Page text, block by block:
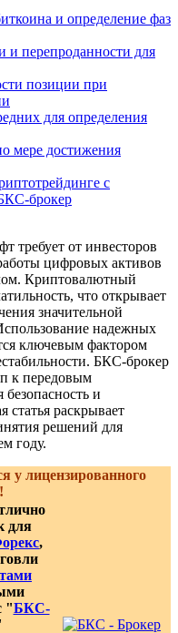
и определение фаз
и перепроданности для
позиции при
для определения
мере достижения
с
брокер
требует от инвесторов
цифровых активов
Криптовалютный
что открывает
значительной
надежных
ключевым фактором
БКС-брокер
к передовым
и
статья раскрывает
решений для
году.
у лицензированного
для
,
"БКС-